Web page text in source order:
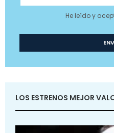
He leído y
LOS ESTRENOS MEJOR